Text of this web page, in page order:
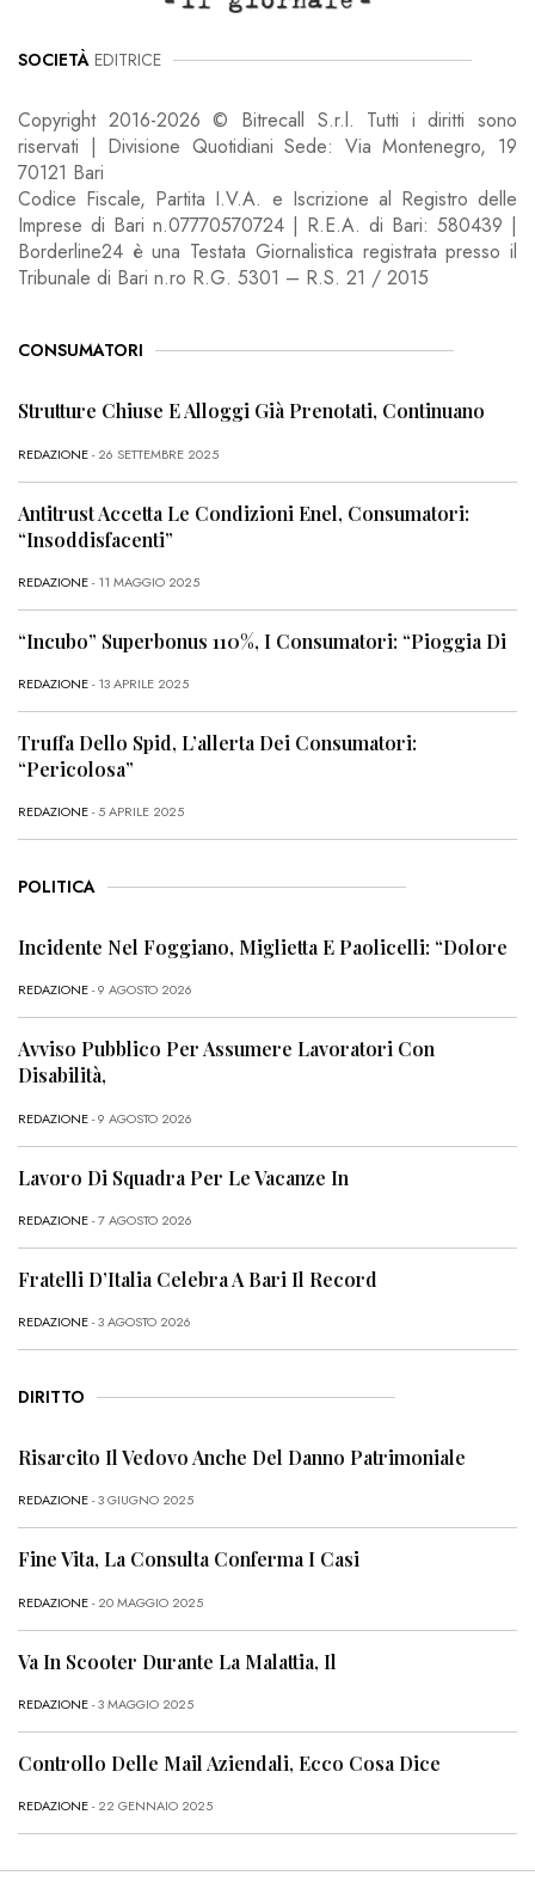
SOCIETÀ EDITRICE
Copyright 2016-2026 © Bitrecall S.r.l. Tutti i diritti sono
riservati | Divisione Quotidiani Sede: Via Montenegro, 19
70121 Bari
Codice Fiscale, Partita I.V.A. e Iscrizione al Registro delle
Imprese di Bari n.07770570724 | R.E.A. di Bari: 580439 |
Borderline24 è una Testata Giornalistica registrata presso il
Tribunale di Bari n.ro R.G. 5301 – R.S. 21 / 2015
CONSUMATORI
Strutture Chiuse E Alloggi Già Prenotati, Continuano
REDAZIONE- 26 SETTEMBRE 2025
Antitrust Accetta Le Condizioni Enel, Consumatori:
“Insoddisfacenti”
REDAZIONE- 11 MAGGIO 2025
“Incubo” Superbonus 110%, I Consumatori: “Pioggia Di
REDAZIONE- 13 APRILE 2025
Truffa Dello Spid, L’allerta Dei Consumatori:
“Pericolosa”
REDAZIONE- 5 APRILE 2025
POLITICA
Incidente Nel Foggiano, Miglietta E Paolicelli: “Dolore
REDAZIONE- 9 AGOSTO 2026
Avviso Pubblico Per Assumere Lavoratori Con
Disabilità,
REDAZIONE- 9 AGOSTO 2026
Lavoro Di Squadra Per Le Vacanze In
REDAZIONE- 7 AGOSTO 2026
Fratelli D’Italia Celebra A Bari Il Record
REDAZIONE- 3 AGOSTO 2026
DIRITTO
Risarcito Il Vedovo Anche Del Danno Patrimoniale
REDAZIONE- 3 GIUGNO 2025
Fine Vita, La Consulta Conferma I Casi
REDAZIONE- 20 MAGGIO 2025
Va In Scooter Durante La Malattia, Il
REDAZIONE- 3 MAGGIO 2025
Controllo Delle Mail Aziendali, Ecco Cosa Dice
REDAZIONE- 22 GENNAIO 2025